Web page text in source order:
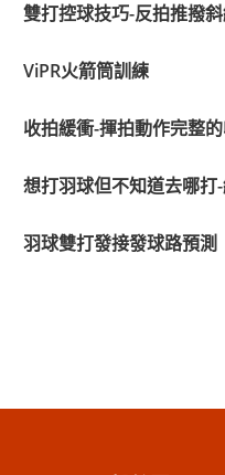
雙打控球技巧-反拍推撥
ViPR火箭筒訓練
收拍緩衝-揮拍動作完整
想打羽球但不知道去哪打
羽球雙打發接發球路預測